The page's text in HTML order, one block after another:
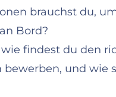
brauchst du,
Bord?​
findest du den
und wie